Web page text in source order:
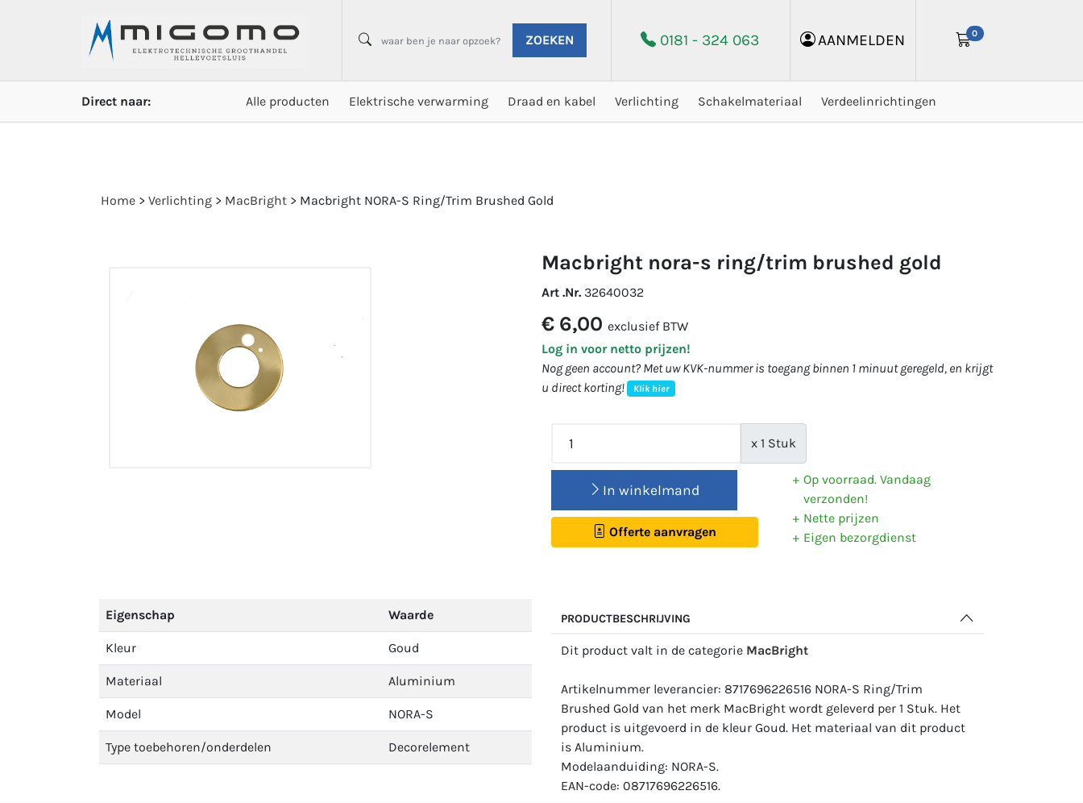
ZOEKEN 0181 - 324 063 AANMELDEN 0
Direct naar: Alle producten Elektrische verwarming Draad en kabel Verlichting Schakelmateriaal Verdeelinrichtingen
Home > Verlichting > MacBright > Macbright NORA-S Ring/Trim Brushed Gold
macbright nora-s ring/trim brushed gold
Art .Nr. 32640032
€ 6,00 exclusief BTW
Log in voor netto prijzen!
Nog geen account? Met uw KVK-nummer is toegang binnen 1 minuut geregeld, en krijgt
u direct korting!
Klik hier
x 1 Stuk
In winkelmand
Offerte aanvragen
Op voorraad. Vandaag
verzonden!
Nette prijzen
Eigen bezorgdienst
Eigenschap Waarde
Kleur Goud
Materiaal Aluminium
Model NORA-S
Type toebehoren/onderdelen Decorelement
PRODUCTBESCHRIJVING
Dit product valt in de categorie MacBright
Artikelnummer leverancier: 8717696226516 NORA-S Ring/Trim
Brushed Gold van het merk MacBright wordt geleverd per 1 Stuk. Het
product is uitgevoerd in de kleur Goud. Het materiaal van dit product
is Aluminium.
Modelaanduiding: NORA-S.
EAN-code: 08717696226516.